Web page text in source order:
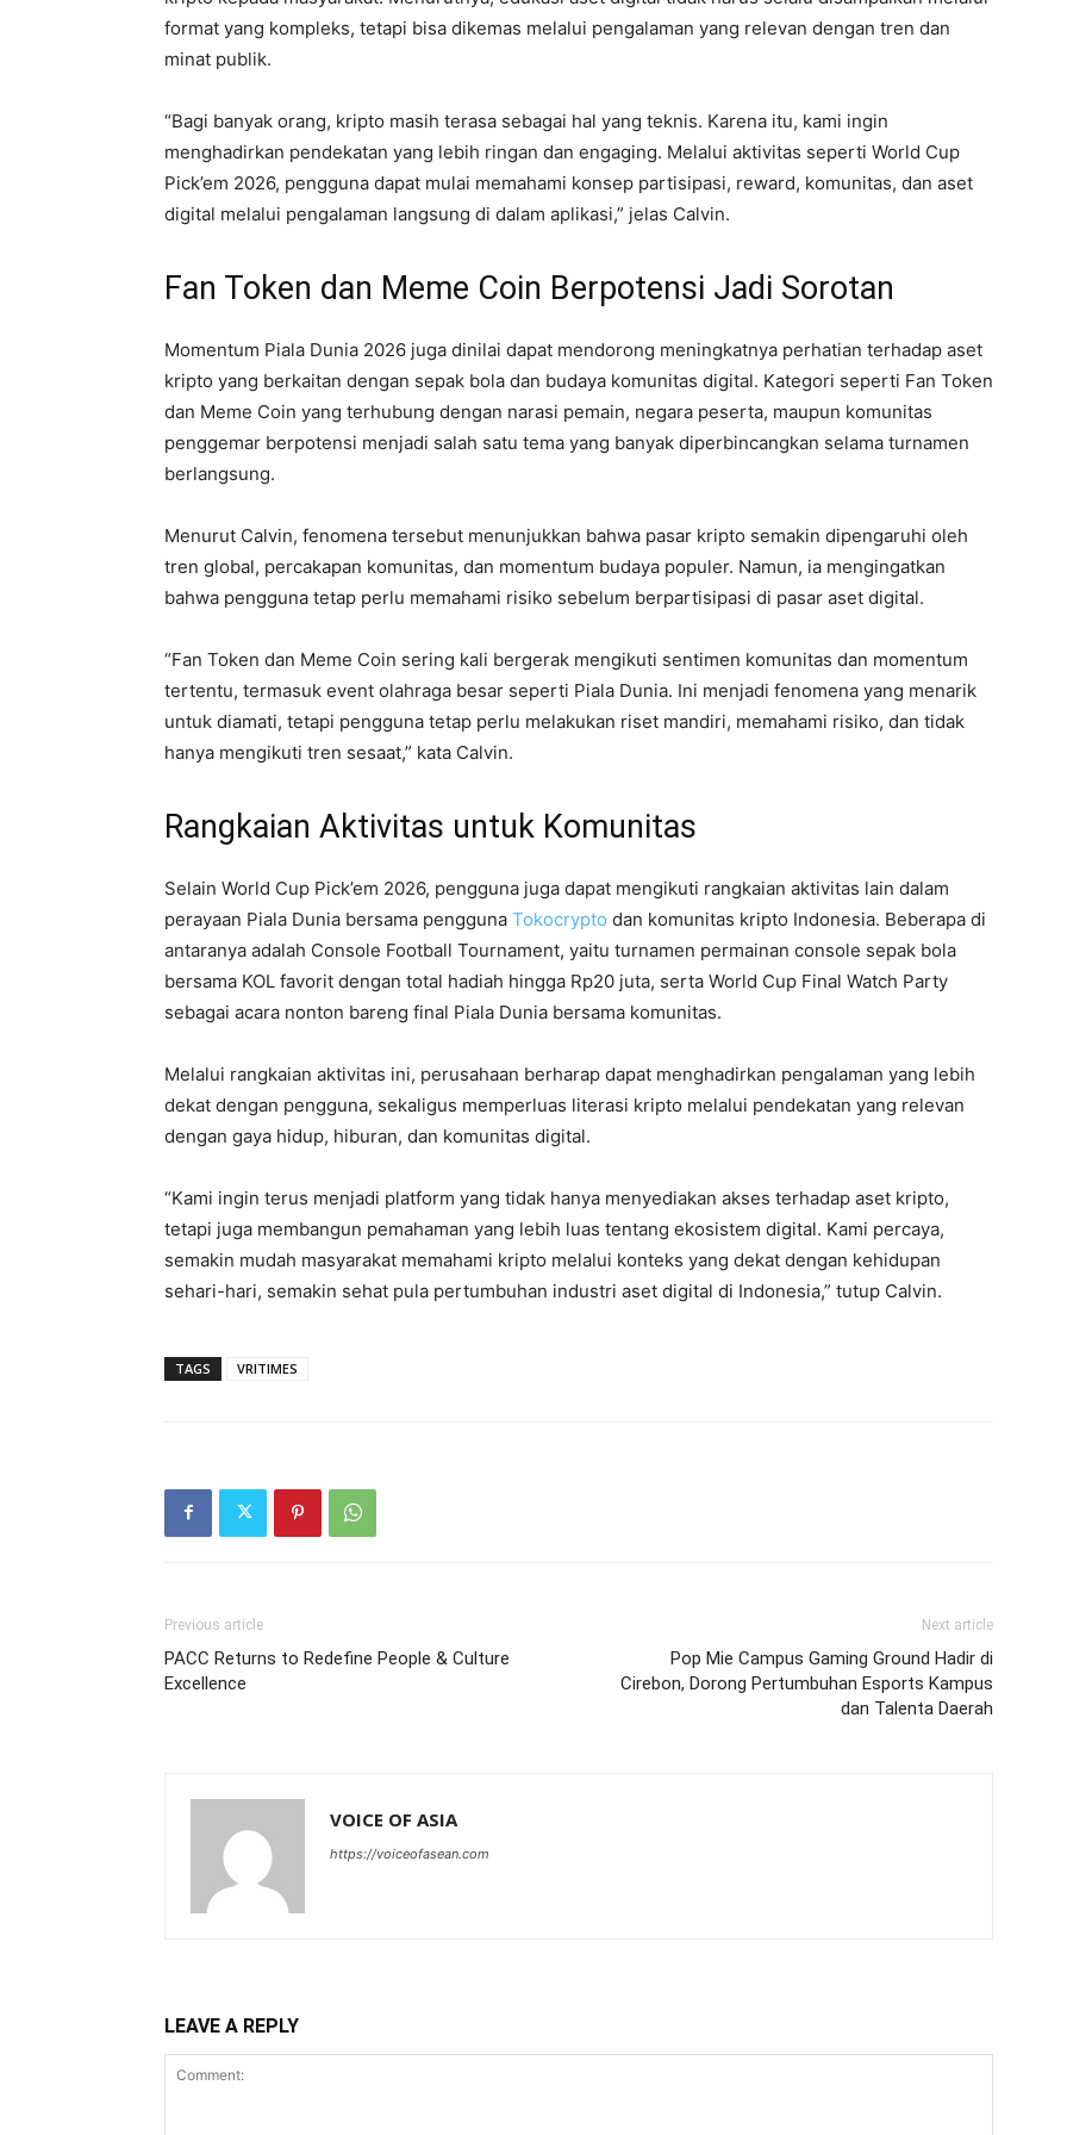
format yang kompleks, tetapi bisa dikemas melalui pengalaman yang relevan dengan tren dan
minat publik.
“Bagi banyak orang, kripto masih terasa sebagai hal yang teknis. Karena itu, kami ingin
menghadirkan pendekatan yang lebih ringan dan engaging. Melalui aktivitas seperti World Cup
Pick’em 2026, pengguna dapat mulai memahami konsep partisipasi, reward, komunitas, dan aset
digital melalui pengalaman langsung di dalam aplikasi,” jelas Calvin.
Fan Token dan Meme Coin Berpotensi Jadi Sorotan
Momentum Piala Dunia 2026 juga dinilai dapat mendorong meningkatnya perhatian terhadap aset
kripto yang berkaitan dengan sepak bola dan budaya komunitas digital. Kategori seperti Fan Token
dan Meme Coin yang terhubung dengan narasi pemain, negara peserta, maupun komunitas
penggemar berpotensi menjadi salah satu tema yang banyak diperbincangkan selama turnamen
berlangsung.
Menurut Calvin, fenomena tersebut menunjukkan bahwa pasar kripto semakin dipengaruhi oleh
tren global, percakapan komunitas, dan momentum budaya populer. Namun, ia mengingatkan
bahwa pengguna tetap perlu memahami risiko sebelum berpartisipasi di pasar aset digital.
“Fan Token dan Meme Coin sering kali bergerak mengikuti sentimen komunitas dan momentum
tertentu, termasuk event olahraga besar seperti Piala Dunia. Ini menjadi fenomena yang menarik
untuk diamati, tetapi pengguna tetap perlu melakukan riset mandiri, memahami risiko, dan tidak
hanya mengikuti tren sesaat,” kata Calvin.
Rangkaian Aktivitas untuk Komunitas
Selain World Cup Pick’em 2026, pengguna juga dapat mengikuti rangkaian aktivitas lain dalam
perayaan Piala Dunia bersama pengguna Tokocrypto dan komunitas kripto Indonesia. Beberapa di
antaranya adalah Console Football Tournament, yaitu turnamen permainan console sepak bola
bersama KOL favorit dengan total hadiah hingga Rp20 juta, serta World Cup Final Watch Party
sebagai acara nonton bareng final Piala Dunia bersama komunitas.
Melalui rangkaian aktivitas ini, perusahaan berharap dapat menghadirkan pengalaman yang lebih
dekat dengan pengguna, sekaligus memperluas literasi kripto melalui pendekatan yang relevan
dengan gaya hidup, hiburan, dan komunitas digital.
“Kami ingin terus menjadi platform yang tidak hanya menyediakan akses terhadap aset kripto,
tetapi juga membangun pemahaman yang lebih luas tentang ekosistem digital. Kami percaya,
semakin mudah masyarakat memahami kripto melalui konteks yang dekat dengan kehidupan
sehari-hari, semakin sehat pula pertumbuhan industri aset digital di Indonesia,” tutup Calvin.
TAGS VRITIMES
Previous article
PACC Returns to Redefine People & Culture
Excellence
Next article
Pop Mie Campus Gaming Ground Hadir di
Cirebon, Dorong Pertumbuhan Esports Kampus
dan Talenta Daerah
VOICE OF ASIA
https://voiceofasean.com
LEAVE A REPLY